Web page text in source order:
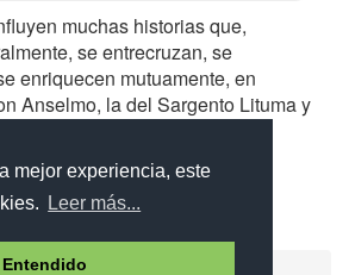
mejor experiencia, este
Leer más...
Entendido
muchas historias que,
se entrecruzan, se
enriquecen mutuamente, en
Anselmo, la del Sargento Lituma y
verde